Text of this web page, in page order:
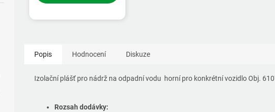
Popis Hodnocení Diskuze
Izolační plášť pro nádrž na odpadní vodu horní pro konkrétní vozidlo Obj.
Rozsah dodávky: